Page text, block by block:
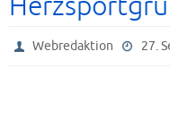
Webredaktion 27.